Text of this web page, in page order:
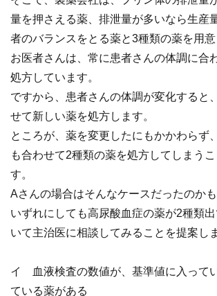
量を押さえる薬、排泄量が多いなら生産
者のバランスをとる薬と3種類の薬を用意
お医者さんは、常に患者さんの体調に合
処方しています。
ですから、患者さんの体調が変化すると
せて新しい薬を処方します。
ところが、薬を変更したにもかかわらず
も合わせて2種類の薬を処方してしまう
す。
Aさんの場合はそんなケースだったのかも
いずれにしても高尿酸血症の薬が2種類
いて主治医に相談してみることを提案し
イ 血液検査の数値が、基準値に入って
ている薬がある